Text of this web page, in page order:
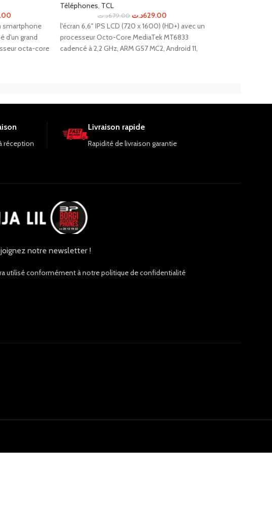
smartphone
d'un grand
octa-core
Téléphones TCL
679.00د.ت 629.00د.ت
l'écran 6,6" IPS LCD (720 x 1600) (HD+) avec un
processeur Octo-Core MediaTek MT6833
cadencé à 2,2 GHz, ARM G57 MC2, Android 11,
réception
Livraison rapide
Rapidité de livraison garantie
notre newsletter !
utilisé conformément à notre politique de confidentialité